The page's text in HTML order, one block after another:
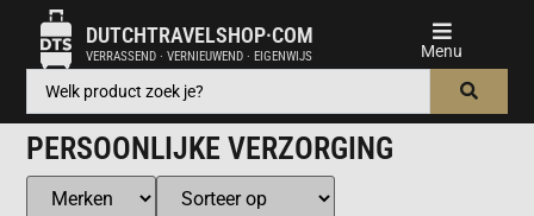
DUTCHTRAVELSHOP·COM
VERRASSEND · VERNIEUWEND · EIGENWIJS
PERSOONLIJKE VERZORGING